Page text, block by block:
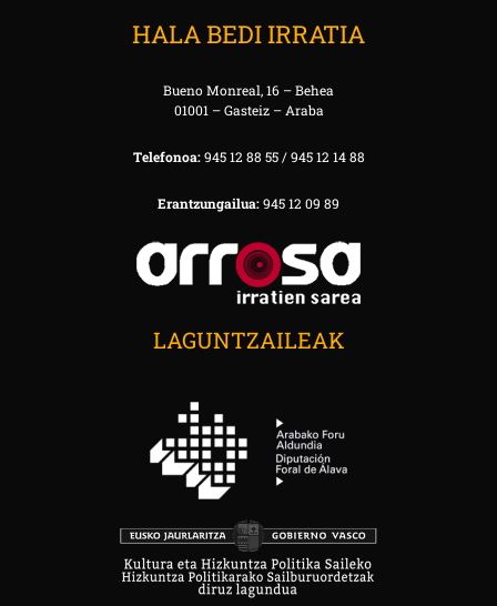
HALA BEDI IRRATIA
Bueno Monreal, 16 – Behea
01001 – Gasteiz – Araba
Telefonoa:945 12 88 55 / 945 12 14 88
Erantzungailua:945 12 09 89
LAGUNTZAILEAK